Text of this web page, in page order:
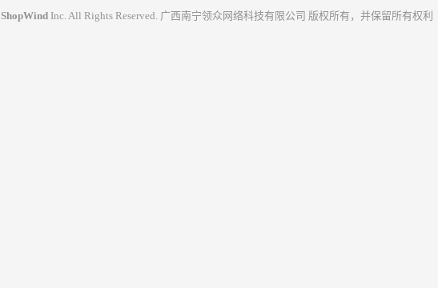
ShopWindInc. All Rights Reserved. 广西南宁领众网络科技有限公司 版权所有，并保留所有权利